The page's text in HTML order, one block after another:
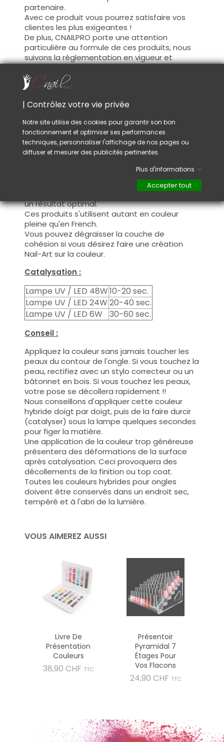
partenaire.
Avec ce produit vous pourrez satisfaire vos
clientes les plus exigeantes !
De plus, CNAILPRO porte une attention
particulière au formule de ces produits, nous
suivons la réglementation en vigueur et
garantissons la conformité de nos produits.
Ceci pour garantir une sécurité d'utilisation
optimale.
Cette couleur s'applique avec son pinceau, de
manière fine, sur la base (il n'est pas
nécessaire de dégraisser la couche de
cohésion) ou sur la construction après limage.
Ce produit s'applique en deux couches,
fermez le bord libre à la première couche et
appliquez la deuxième couche pour garantir
un résultat optimal.
Ces produits s'utilisent autant en couleur
pleine qu'en French.
Vous pouvez dégraisser la couche de
cohésion si vous désirez faire une création
Nail-Art sur la couleur.
Catalysation :
Lampe UV / LED 48W10-20 sec.
Lampe UV / LED 24W 20-40 sec.
Lampe UV / LED 6W
30-60 sec.
Conseil :
Appliquez la couleur sans jamais toucher les
peaux du contour de l'ongle. Si vous touchez la
peau, rectifiez avec un stylo correcteur ou un
bâtonnet en bois. Si vous touchez les peaux,
votre pose se décollera rapidement !!
Nous conseillons d'appliquer cette couleur
hybride doigt par doigt, puis de la faire durcir
(catalyser) sous la lampe quelques secondes
pour figer la matière.
Une application de la couleur trop généreuse
présentera des déformations de la surface
après catalysation. Ceci provoquera des
décollements de la finition ou top coat.
Toutes les couleurs hybrides pour ongles
doivent être conservés dans un endroit sec,
tempéré et à l'abri de la lumière.
VOUS AIMEREZ AUSSI
Livre De
Présentation
Couleurs
38,90 CHF Prix
TTC
Présentoir
Pyramidal 7
Étages Pour
Vos Flacons
24,90 CHF Prix
TTC
| Contrôlez votre vie privée
Notre site utilise des cookies pour garantir son bon
fonctionnement et optimiser ses performances
techniques, personnaliser l'affichage de nos pages ou
diffuser et mesurer des publicités pertinentes.
Plus d'informations
Accepter tout